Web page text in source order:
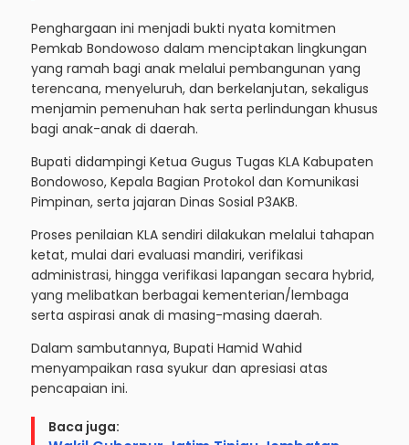
Penghargaan ini menjadi bukti nyata komitmen
Pemkab Bondowoso dalam menciptakan lingkungan
yang ramah bagi anak melalui pembangunan yang
terencana, menyeluruh, dan berkelanjutan, sekaligus
menjamin pemenuhan hak serta perlindungan khusus
bagi anak-anak di daerah.
Bupati didampingi Ketua Gugus Tugas KLA Kabupaten
Bondowoso, Kepala Bagian Protokol dan Komunikasi
Pimpinan, serta jajaran Dinas Sosial P3AKB.
Proses penilaian KLA sendiri dilakukan melalui tahapan
ketat, mulai dari evaluasi mandiri, verifikasi
administrasi, hingga verifikasi lapangan secara hybrid,
yang melibatkan berbagai kementerian/lembaga
serta aspirasi anak di masing-masing daerah.
Dalam sambutannya, Bupati Hamid Wahid
menyampaikan rasa syukur dan apresiasi atas
pencapaian ini.
Baca juga: